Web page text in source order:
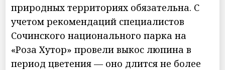
природных территориях обязательна. С
учетом рекомендаций специалистов
Сочинского национального парка на
«Роза Хутор» провели выкос люпина в
период цветения — оно длится не более